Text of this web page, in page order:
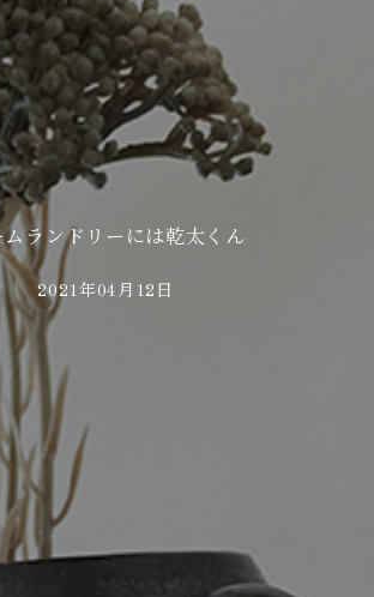
ムランドリーには乾太くん
2021年04月12日